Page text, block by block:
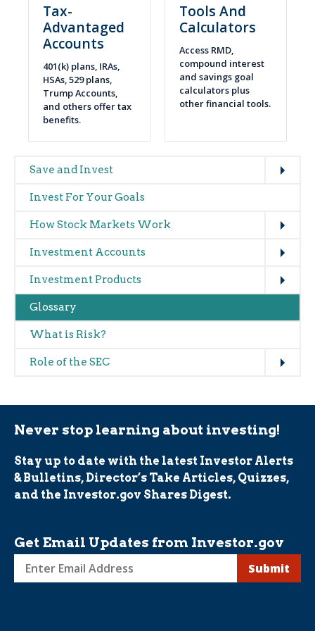
Main
navigation
(glossary)
Save and Invest
Invest For Your Goals
How Stock Markets Work
Investment Accounts
Investment Products
Glossary
What is Risk?
Role of the SEC
Tax-
Advantaged
Accounts
401(k) plans, IRAs,
HSAs, 529 plans,
Trump Accounts,
and others offer tax
benefits.
Tools And
Calculators
Access RMD,
compound interest
and savings goal
calculators plus
other financial tools.
Never stop learning about investing!
Stay up to date with the latest Investor Alerts
& Bulletins, Director’s Take Articles, Quizzes,
and the Investor.gov Shares Digest.
Get Email Updates from Investor.gov